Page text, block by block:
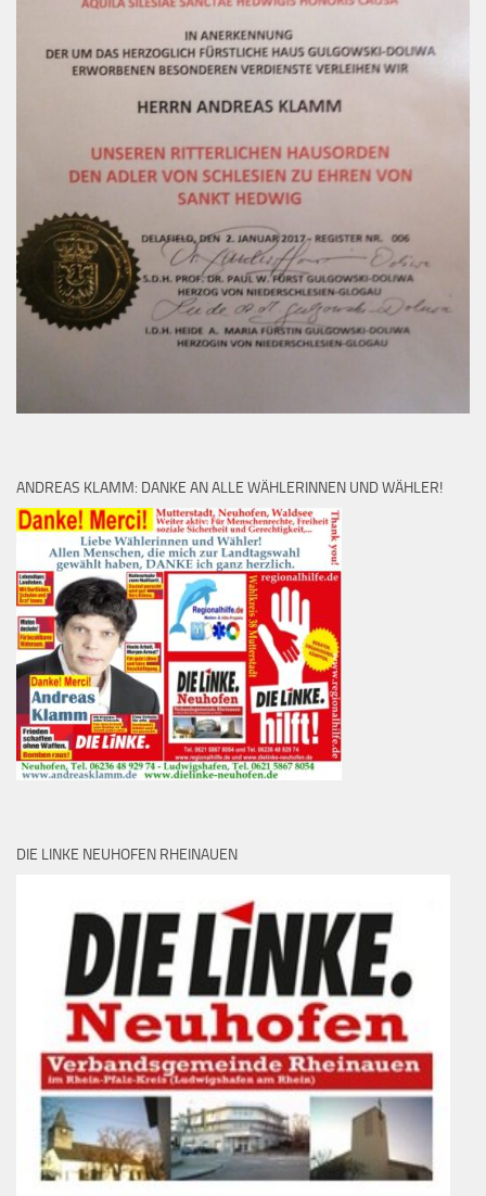
ANDREAS KLAMM: DANKE AN ALLE WÄHLERINNEN UND WÄHLER!
DIE LINKE NEUHOFEN RHEINAUEN